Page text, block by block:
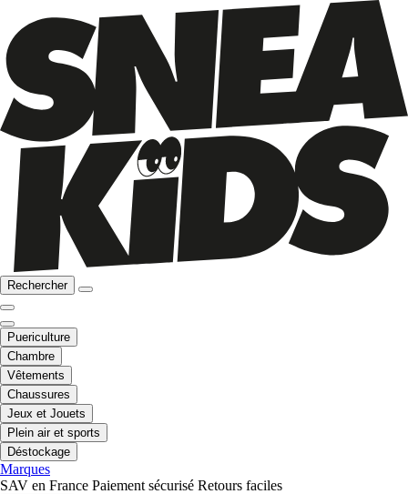
Rechercher
Puericulture
Chambre
Vêtements
Chaussures
Jeux et Jouets
Plein air et sports
Déstockage
Marques
SAV en France Paiement sécurisé Retours faciles